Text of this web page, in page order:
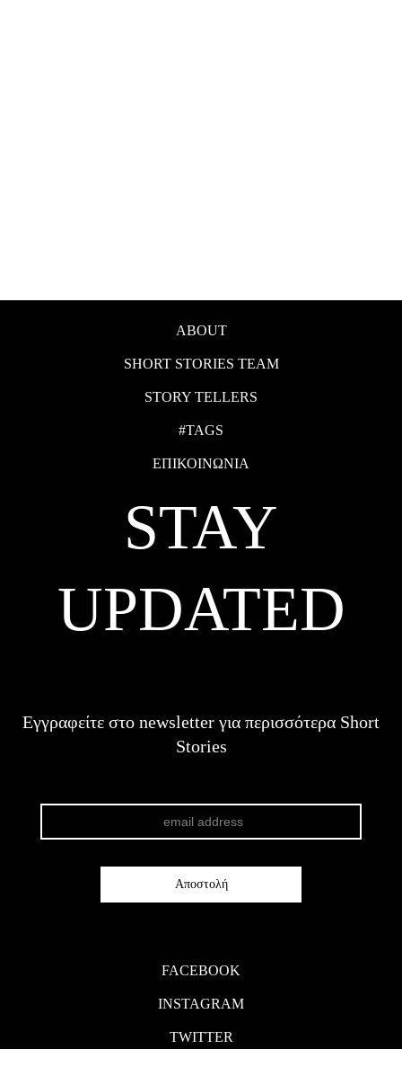
ABOUT
SHORT STORIES TEAM
STORY TELLERS
#TAGS
ΕΠΙΚΟΙΝΩΝΙΑ
STAY
UPDATED
Εγγραφείτε στο newsletter για περισσότερα Short
Stories
FACEBOOK
INSTAGRAM
TWITTER